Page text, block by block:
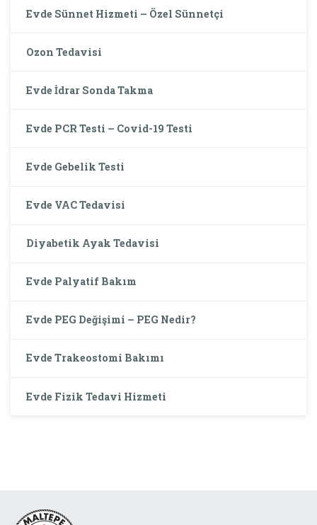
Evde Sünnet Hizmeti – Özel Sünnetçi
Ozon Tedavisi
Evde İdrar Sonda Takma
Evde PCR Testi – Covid-19 Testi
Evde Gebelik Testi
Evde VAC Tedavisi
Diyabetik Ayak Tedavisi
Evde Palyatif Bakım
Evde PEG Değişimi – PEG Nedir?
Evde Trakeostomi Bakımı
Evde Fizik Tedavi Hizmeti